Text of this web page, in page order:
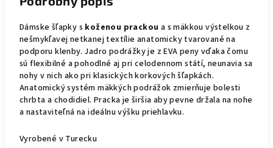
Dámske šľapky s koženou prackou a s mäkkou výstelkou z
nešmykľavej netkanej textílie anatomicky tvarované na
podporu klenby. Jadro podrážky je z EVA peny vďaka čomu
sú flexibilné a pohodlné aj pri celodennom státí, neunavia sa
nohy v nich ako pri klasických korkových šľapkách.
Anatomický systém mäkkých podrážok zmierňuje bolesti
chrbta a chodidiel. Pracka je širšia aby pevne držala na nohe
a nastaviteľná na ideálnu výšku priehlavku.
Vyrobené v Turecku